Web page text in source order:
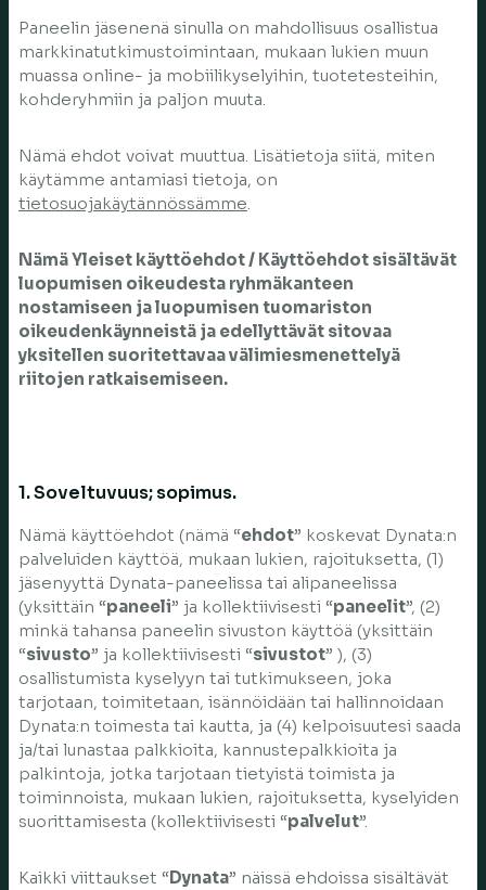
Paneelin jäsenenä sinulla on mahdollisuus osallistua
markkinatutkimustoimintaan, mukaan lukien muun
muassa online- ja mobiilikyselyihin, tuotetesteihin,
kohderyhmiin ja paljon muuta.
Nämä ehdot voivat muuttua. Lisätietoja siitä, miten
käytämme antamiasi tietoja, on
tietosuojakäytännössämme.
Nämä Yleiset käyttöehdot / Käyttöehdot sisältävät
luopumisen oikeudesta ryhmäkanteen
nostamiseen ja luopumisen tuomariston
oikeudenkäynneistä ja edellyttävät sitovaa
yksitellen suoritettavaa välimiesmenettelyä
riitojen ratkaisemiseen.
1. Soveltuvuus; sopimus.
Nämä käyttöehdot (nämä “ehdot” koskevat Dynata:n
palveluiden käyttöä, mukaan lukien, rajoituksetta, (1)
jäsenyyttä Dynata-paneelissa tai alipaneelissa
(yksittäin “paneeli” ja kollektiivisesti “paneelit”, (2)
minkä tahansa paneelin sivuston käyttöä (yksittäin
“sivusto” ja kollektiivisesti “sivustot” ), (3)
osallistumista kyselyyn tai tutkimukseen, joka
tarjotaan, toimitetaan, isännöidään tai hallinnoidaan
Dynata:n toimesta tai kautta, ja (4) kelpoisuutesi saada
ja/tai lunastaa palkkioita, kannustepalkkioita ja
palkintoja, jotka tarjotaan tietyistä toimista ja
toiminnoista, mukaan lukien, rajoituksetta, kyselyiden
suorittamisesta (kollektiivisesti “palvelut”.
Kaikki viittaukset “Dynata” näissä ehdoissa sisältävät